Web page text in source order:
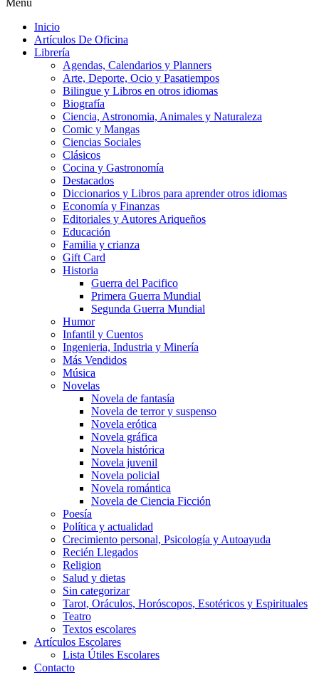
Menú
Inicio
Artículos De Oficina
Librería
Agendas, Calendarios y Planners
Arte, Deporte, Ocio y Pasatiempos
Bilingue y Libros en otros idiomas
Biografía
Ciencia, Astronomia, Animales y Naturaleza
Comic y Mangas
Ciencias Sociales
Clásicos
Cocina y Gastronomía
Destacados
Diccionarios y Libros para aprender otros idiomas
Economía y Finanzas
Editoriales y Autores Ariqueños
Educación
Familia y crianza
Gift Card
Historia
Guerra del Pacifico
Primera Guerra Mundial
Segunda Guerra Mundial
Humor
Infantil y Cuentos
Ingenieria, Industria y Minería
Más Vendidos
Música
Novelas
Novela de fantasía
Novela de terror y suspenso
Novela erótica
Novela gráfica
Novela histórica
Novela juvenil
Novela policial
Novela romántica
Novela de Ciencia Ficción
Poesía
Política y actualidad
Crecimiento personal, Psicología y Autoayuda
Recién Llegados
Religion
Salud y dietas
Sin categorizar
Tarot, Oráculos, Horóscopos, Esotéricos y Espirituales
Teatro
Textos escolares
Artículos Escolares
Lista Útiles Escolares
Contacto